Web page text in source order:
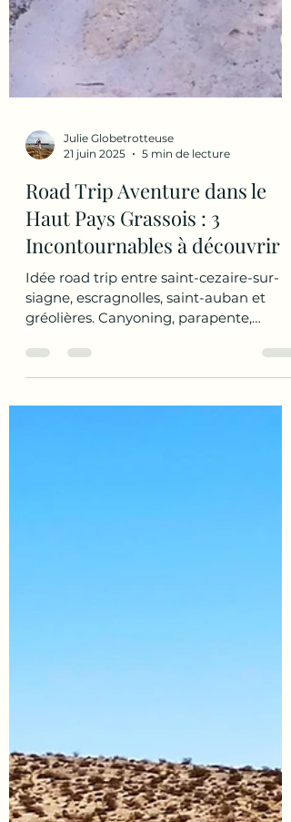
Julie Globetrotteuse
21 juin 2025
5 min de lecture
Road Trip Aventure dans le
Haut Pays Grassois : 3
Incontournables à découvrir
Idée road trip entre saint-cezaire-sur-
randonnée : de nombreuses activités